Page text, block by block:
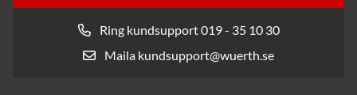
Ring kundsupport 019 - 35 10 30
Maila kundsupport@wuerth.se